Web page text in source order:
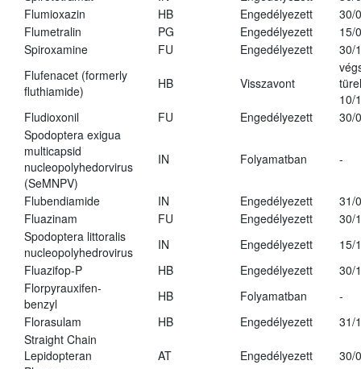
Flumioxazin
HB Engedélyezett
30/
Flumetralin
PG Engedélyezett
15/
Spiroxamine
FU Engedélyezett
30/
Flufenacet (formerly
fluthiamide)
HB Visszavont
10/
Fludioxonil
FU Engedélyezett
30/
Spodoptera exigua
multicapsid
nucleopolyhedorvirus
(SeMNPV)
IN Folyamatban -
Flubendiamide IN Engedélyezett
31/
Fluazinam
FU Engedélyezett
30/
Spodoptera littoralis
nucleopolyhedrovirus
IN Engedélyezett
15/
Fluazifop-P
HB Engedélyezett
30/
Florpyrauxifen-
benzyl
HB Folyamatban
-
Florasulam
HB Engedélyezett
31/
Straight Chain
Lepidopteran
AT Engedélyezett 30/